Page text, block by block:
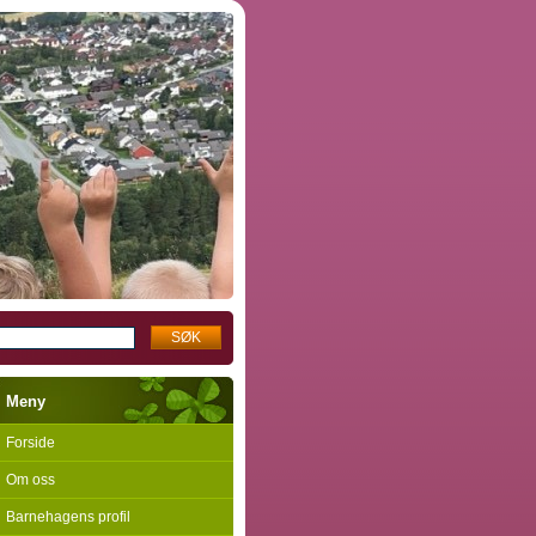
Meny
Forside
Om oss
Barnehagens profil